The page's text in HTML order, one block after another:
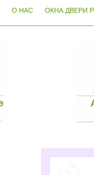
О НАС ОКНА ДВЕРИ